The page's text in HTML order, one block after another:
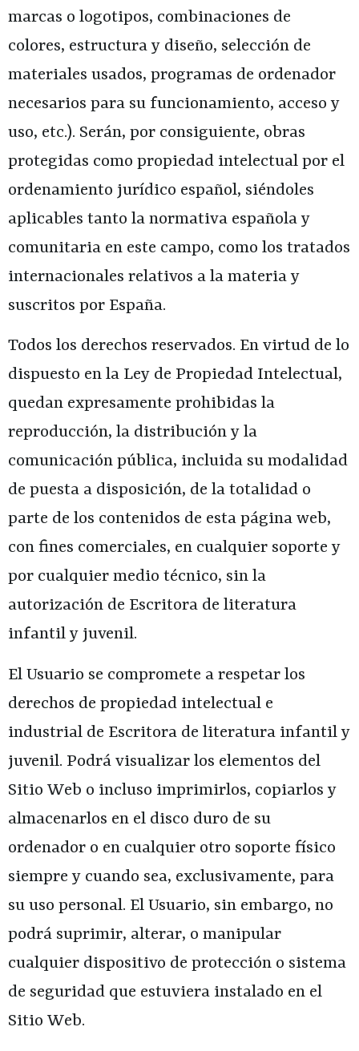
marcas o logotipos, combinaciones de
colores, estructura y diseño, selección de
materiales usados, programas de ordenador
necesarios para su funcionamiento, acceso y
uso, etc.). Serán, por consiguiente, obras
protegidas como propiedad intelectual por el
ordenamiento jurídico español, siéndoles
aplicables tanto la normativa española y
comunitaria en este campo, como los tratados
internacionales relativos a la materia y
suscritos por España.
Todos los derechos reservados. En virtud de lo
dispuesto en la Ley de Propiedad Intelectual,
quedan expresamente prohibidas la
reproducción, la distribución y la
comunicación pública, incluida su modalidad
de puesta a disposición, de la totalidad o
parte de los contenidos de esta página web,
con fines comerciales, en cualquier soporte y
por cualquier medio técnico, sin la
autorización de Escritora de literatura
infantil y juvenil.
El Usuario se compromete a respetar los
derechos de propiedad intelectual e
industrial de Escritora de literatura infantil y
juvenil. Podrá visualizar los elementos del
Sitio Web o incluso imprimirlos, copiarlos y
almacenarlos en el disco duro de su
ordenador o en cualquier otro soporte físico
siempre y cuando sea, exclusivamente, para
su uso personal. El Usuario, sin embargo, no
podrá suprimir, alterar, o manipular
cualquier dispositivo de protección o sistema
de seguridad que estuviera instalado en el
Sitio Web.